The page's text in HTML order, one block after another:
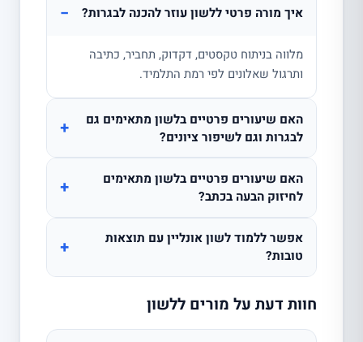
איך מורה פרטי ללשון עוזר להכנה לבגרות? −
מלווה בניתוח טקסטים, דקדוק, תחביר, כתיבה
ותרגול שאלונים לפי רמת התלמיד.
האם שיעורים פרטיים בלשון מתאימים גם
לבגרות וגם לשיפור ציונים?
+
האם שיעורים פרטיים בלשון מתאימים
לחיזוק הבעה בכתב?
+
אפשר ללמוד לשון אונליין עם תוצאות
טובות?
+
חוות דעת על מורים ללשון